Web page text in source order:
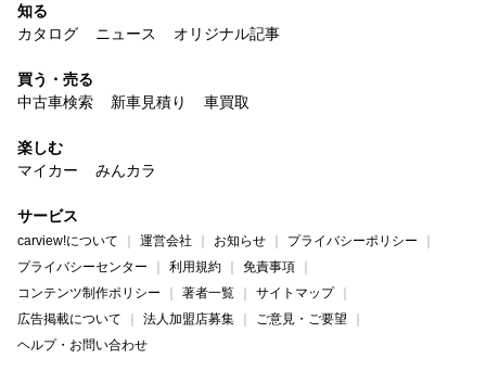
知る
カタログ
ニュース オリジナル記事
買う・売る
中古車検索
新車見積り 車買取
楽しむ
マイカー
みんカラ
サービス
carview!について 運営会社 お知らせ
プライバシーポリシー
プライバシーセンター
利用規約
免責事項
コンテンツ制作ポリシー
著者一覧
サイトマップ
広告掲載について
法人加盟店募集
ご意見・ご要望
ヘルプ・お問い合わせ